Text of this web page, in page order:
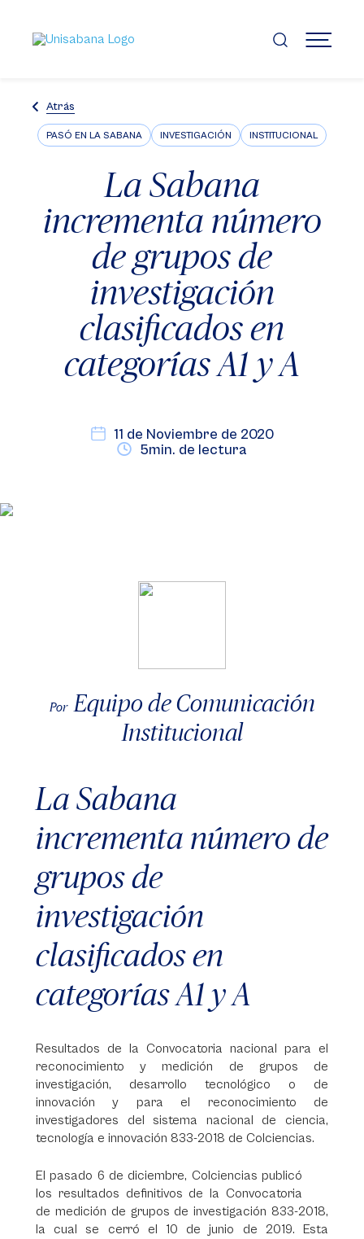
contenido
principal
MENÚ
Atrás
PASÓ EN LA SABANA INVESTIGACIÓN INSTITUCIONAL
La Sabana
incrementa número
de grupos de
investigación
clasificados en
categorías A1 y A
11 de Noviembre de 2020
5min. de lectura
Por Equipo de Comunicación
Institucional
La Sabana
incrementa número de
grupos de
investigación
clasificados en
categorías A1 y A
Resultados de la Convocatoria nacional para el
reconocimiento y medición de grupos de
investigación, desarrollo tecnológico o de
innovación y para el reconocimiento de
investigadores del sistema nacional de ciencia,
tecnología e innovación 833-2018 de Colciencias.
El pasado 6 de diciembre, Colciencias publicó
los resultados definitivos de la Convocatoria
de medición de grupos de investigación 833-2018,
la cual se cerró el 10 de junio de 2019. Esta